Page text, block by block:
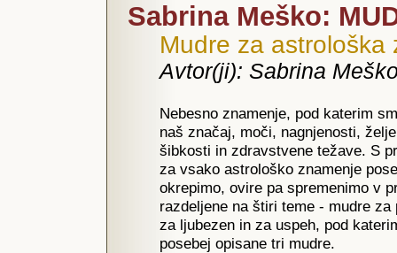
Sabrina Meško:
Mudre za astrološka
Avtor(ji): Sabrina
Nebesno znamenje, pod katerim
naš značaj, moči, nagnjenosti,
šibkosti in zdravstvene težave. S
za vsako astrološko znamenje
okrepimo, ovire pa spremenimo v
razdeljene na štiri teme - mudre
za ljubezen in za uspeh, pod
posebej opisane tri mudre.